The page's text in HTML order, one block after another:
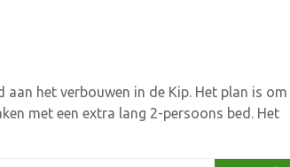
het verbouwen in de Kip. Het plan is om
met een extra lang 2-persoons bed. Het